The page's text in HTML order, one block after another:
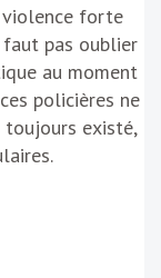
forte
pas oublier
au moment
policières ne
toujours existé,